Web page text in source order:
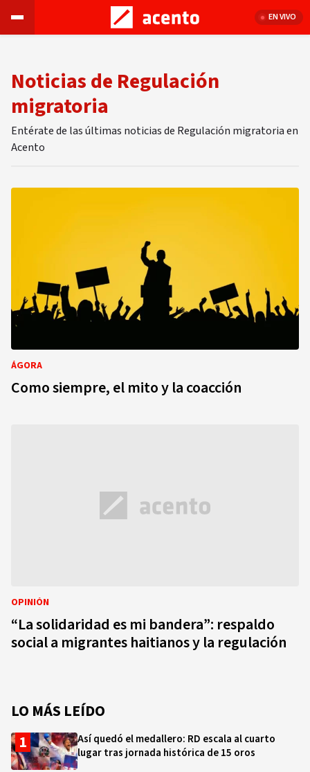
EN VIVO
Noticias de Regulación
migratoria
Entérate de las últimas noticias de Regulación migratoria en
Acento
ÁGORA
Como siempre, el mito y la coacción
OPINIÓN
“La solidaridad es mi bandera”: respaldo
social a migrantes haitianos y la regulación
LO MÁS LEÍDO
Así quedó el medallero: RD escala al cuarto
lugar tras jornada histórica de 15 oros